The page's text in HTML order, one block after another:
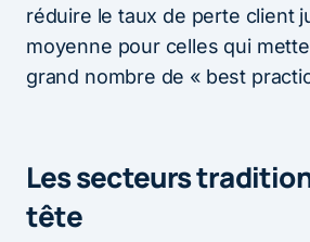
réduire le taux de perte client
moyenne pour celles qui
grand nombre de « best
Les secteurs
tête